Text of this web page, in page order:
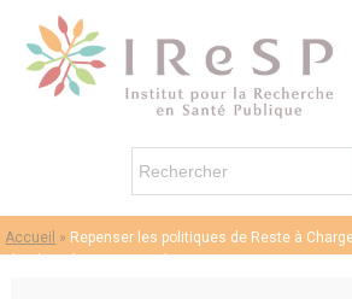
Accueil » Repenser les politiques de Reste à
pluridisciplinaires – Paul DOURGNON